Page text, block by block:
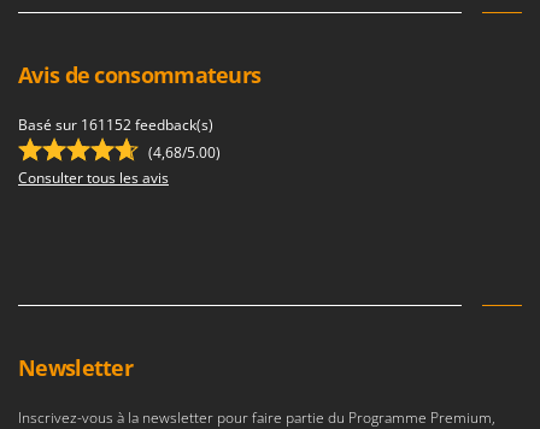
Avis de consommateurs
Basé sur 161152 feedback(s)
(4,68/5.00)
Consulter tous les avis
Newsletter
Inscrivez-vous à la newsletter pour faire partie du Programme Premium,